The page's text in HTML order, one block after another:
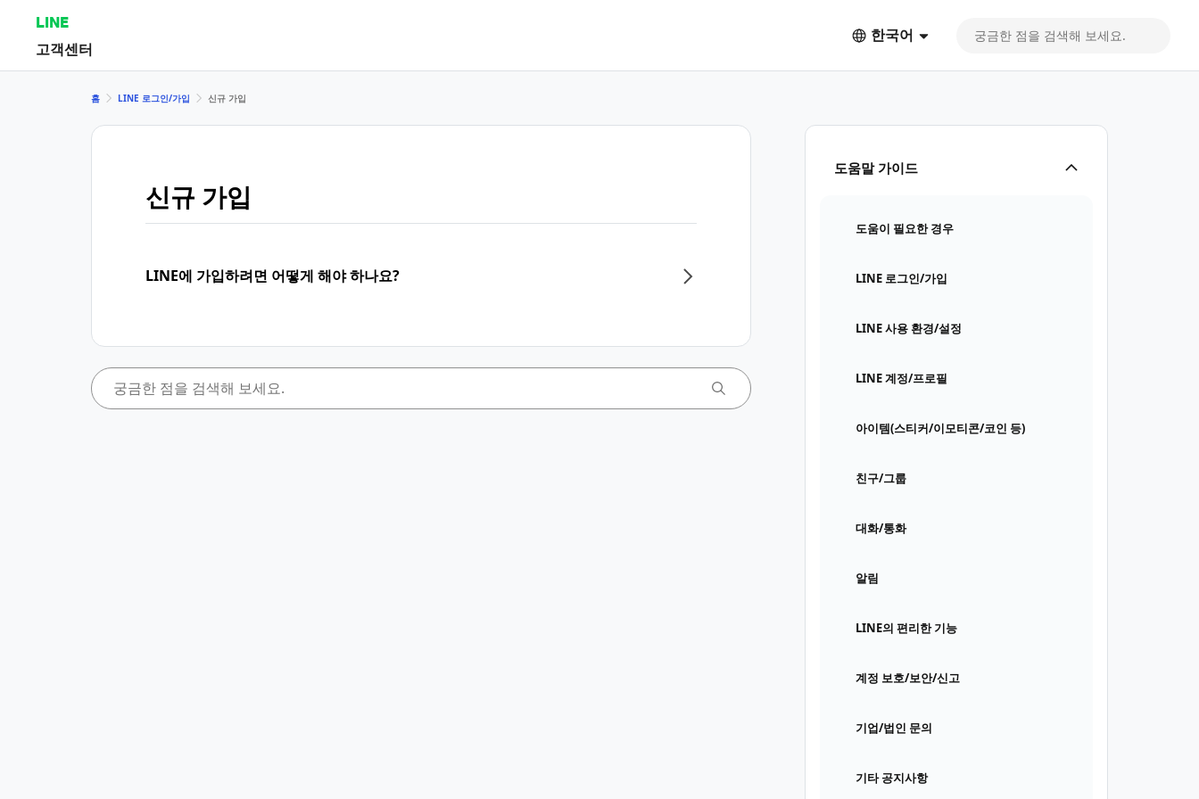
LINE
고객센터
한국어
도움말 가이드
도움이 필요한 경우
LINE 로그인/가입
LINE 사용 환경/설정
LINE 계정/프로필
아이템(스티커/이모티콘/코인 등)
친구/그룹
대화/통화
알림
LINE의 편리한 기능
계정 보호/보안/신고
기업/법인 문의
기타 공지사항
홈 LINE 로그인/가입 신규 가입
신규 가입
LINE에 가입하려면 어떻게 해야 하나요?